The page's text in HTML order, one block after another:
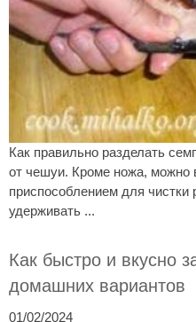
Как правильно разделать
от чешуи. Кроме ножа, можно
приспособлением для
удерживать ...
Как быстро и вкусно
домашних вариантов
01/02/2024